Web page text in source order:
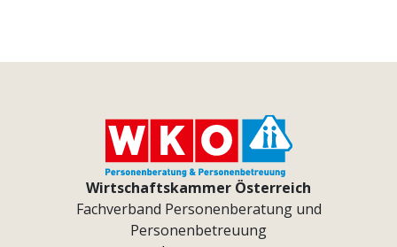
Wirtschaftskammer Österreich
Fachverband Personenberatung und
Personenbetreuung